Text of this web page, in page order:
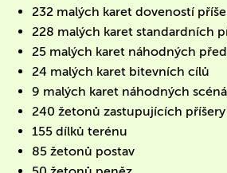
232 malých karet doveností
228 malých karet standardních
25 malých karet náhodných
24 malých karet bitevních cílů
9 malých karet náhodných
240 žetonů zastupujících příšery
155 dílků terénu
85 žetonů postav